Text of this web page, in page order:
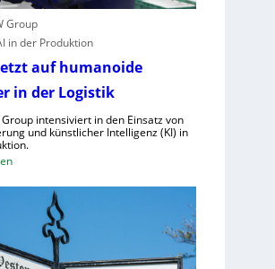
c
n
e
v
e
r
o
n
u
e
C
l
o
u
d
-
K
a
t
Group
in der Produktion
auf humanoide
in der Logistik
intensiviert in den Einsatz von
und künstlicher Intelligenz (KI) in
:
e